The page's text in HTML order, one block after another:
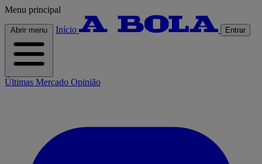
Menu principal
Abrir menu Início Entrar
Últimas Mercado Opinião